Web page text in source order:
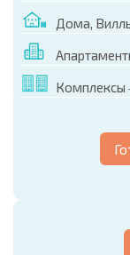
Дома,
Комплексы